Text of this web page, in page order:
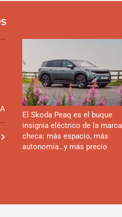
El Skoda Peaq es el buque
insignia eléctrico de la marca
checa: más espacio, más
autonomía…y más precio